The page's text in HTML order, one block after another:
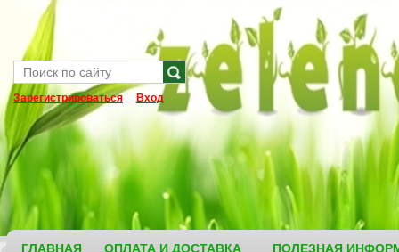
Зарегистрироваться Вход
ГЛАВНАЯ ОПЛАТА И ДОСТАВКА ПОЛЕЗНАЯ